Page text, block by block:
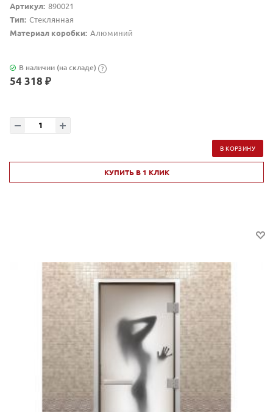
Артикул: 890021
Тип: Стеклянная
Материал коробки: Алюминий
В наличии (на складе) ?
54 318 ₽
В КОРЗИНУ
КУПИТЬ В 1 КЛИК